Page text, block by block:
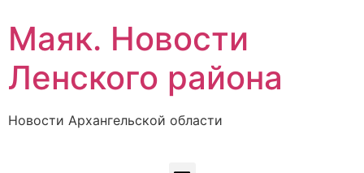
Маяк. Новости
Ленского района
Новости Архангельской области